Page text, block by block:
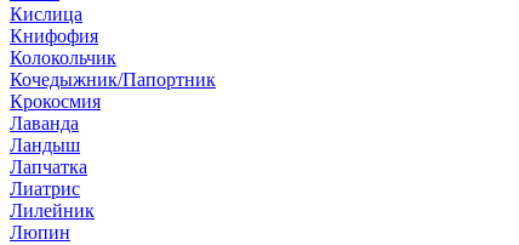
Кислица
Книфофия
Колокольчик
Кочедыжник/Папортник
Крокосмия
Лаванда
Ландыш
Лапчатка
Лиатрис
Лилейник
Люпин